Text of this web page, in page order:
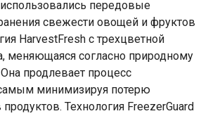
передовые
свежести овощей и фруктов
HarvestFresh с трехцветной
меняющаяся согласно природному
продлевает процесс
минимизируя потерю
Технология FreezerGuard